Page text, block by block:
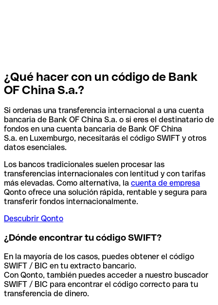
¿Qué hacer con un código de Bank
OF China S.a.?
Si ordenas una transferencia internacional a una cuenta
bancaria de Bank OF China S.a. o si eres el destinatario de
fondos en una cuenta bancaria de Bank OF China
S.a. en Luxemburgo, necesitarás el código SWIFT y otros
datos esenciales.
Los bancos tradicionales suelen procesar las
transferencias internacionales con lentitud y con tarifas
más elevadas. Como alternativa, la cuenta de empresa
Qonto ofrece una solución rápida, rentable y segura para
transferir fondos internacionalmente.
Descubrir Qonto
¿Dónde encontrar tu código SWIFT?
En la mayoría de los casos, puedes obtener el código
SWIFT / BIC en tu extracto bancario.
Con Qonto, también puedes acceder a nuestro buscador
SWIFT / BIC para encontrar el código correcto para tu
transferencia de dinero.